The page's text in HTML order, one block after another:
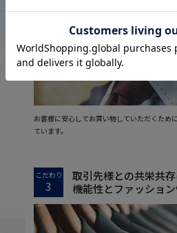
お客様に安心してお買い物していただくため
ています。
こだわり
3
取引先様との共栄共存
機能性とファッショ